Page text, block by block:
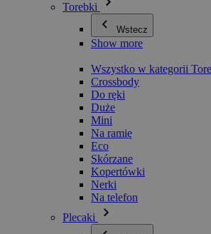
Torebki
Wstecz
Show more
Wszystko w kategorii
Crossbody
Do ręki
Duże
Mini
Na ramię
Eco
Skórzane
Kopertówki
Nerki
Na telefon
Plecaki